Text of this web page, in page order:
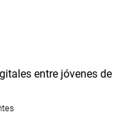
entre jóvenes de